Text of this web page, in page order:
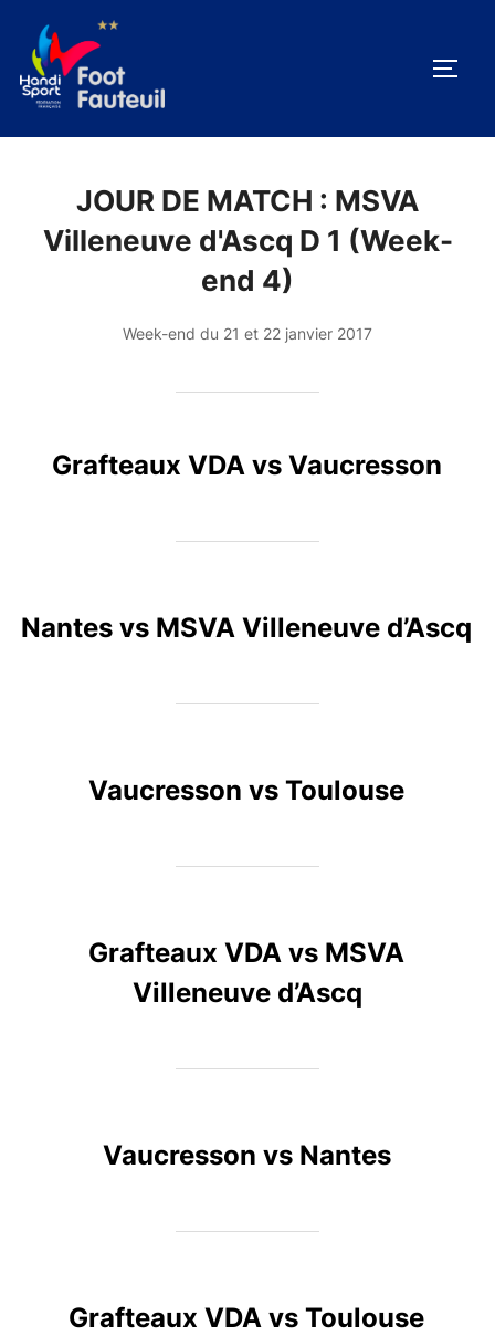
contenu
JOUR DE MATCH : MSVA
Villeneuve d'Ascq D 1 (Week-
end 4)
Week-end du 21 et 22 janvier 2017
Grafteaux VDA vs Vaucresson
Nantes vs MSVA Villeneuve d’Ascq
Vaucresson vs Toulouse
Grafteaux VDA vs MSVA
Villeneuve d’Ascq
Vaucresson vs Nantes
Grafteaux VDA vs Toulouse